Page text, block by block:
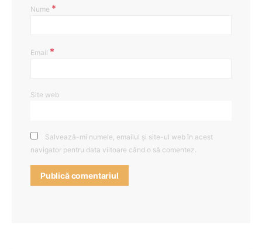
Nume *
Email *
Site web
Salvează-mi numele, emailul și site-ul web în acest
navigator pentru data viitoare când o să comentez.